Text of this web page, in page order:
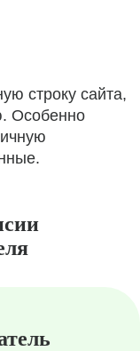
строку сайта,
Особенно